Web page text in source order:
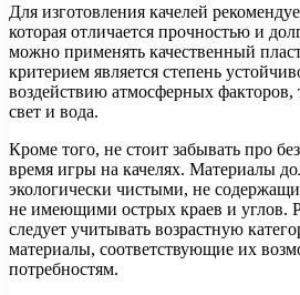
Для изготовления качелей
которая отличается прочностью и
можно применять качественный
критерием является степень
воздействию атмосферных факторов,
свет и вода.
Кроме того, не стоит забывать про
время игры на качелях. Материалы
экологически чистыми, не
не имеющими острых краев и углов.
следует учитывать возрастную
материалы, соответствующие их
потребностям.